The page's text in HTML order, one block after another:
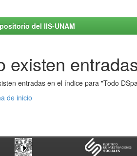
del IIS-UNAM
existen
entradas en el índice para "Todo
de inicio